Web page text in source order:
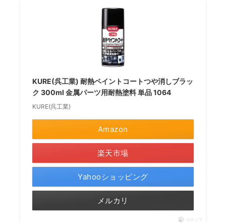
KURE(呉工業) 耐熱ペイントコートつや消しブラッ
ク 300ml 金属パーツ用耐熱塗料 単品 1064
KURE(呉工業)
Amazon
楽天市場
Yahooショッピング
メルカリ
ポチップ